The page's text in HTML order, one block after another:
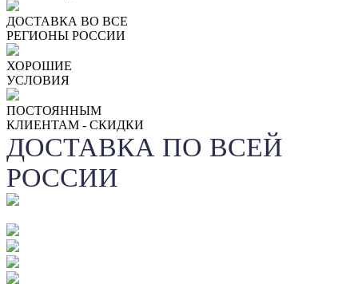
ДОСТАВКА ВО ВСЕ
РЕГИОНЫ РОССИИ
ХОРОШИЕ
УСЛОВИЯ
ПОСТОЯННЫМ
КЛИЕНТАМ - СКИДКИ
ДОСТАВКА ПО ВСЕЙ
РОССИИ